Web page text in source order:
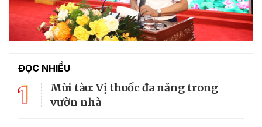
ĐỌC NHIỀU
1
Mùi tàu: Vị thuốc đa năng trong
vườn nhà